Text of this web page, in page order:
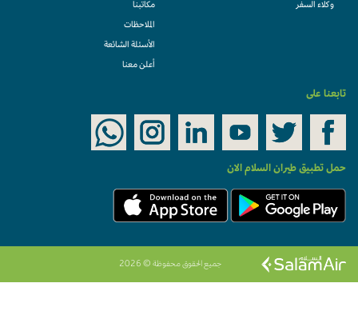
وكلاء السفر مكاتبنا
الملاحظات
الأسئلة الشائعة
أعلن معنا
تابعنا على
حمل تطبيق طيران السلام الان
جميع الحقوق محفوظة © 2026